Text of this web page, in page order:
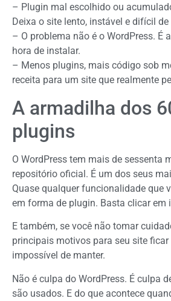
– Plugin mal escolhido ou
Deixa o site lento, instável e difícil de
– O problema não é o WordPress. É
hora de instalar.
– Menos plugins, mais código sob
receita para um site que realmente
A armadilha dos
plugins
O WordPress tem mais de sessenta
repositório oficial. É um dos seus
Quase qualquer funcionalidade que
em forma de plugin. Basta clicar em
E também, se você não tomar
principais motivos para seu site ficar
impossível de manter.
Não é culpa do WordPress. É culpa
são usados. E do que acontece